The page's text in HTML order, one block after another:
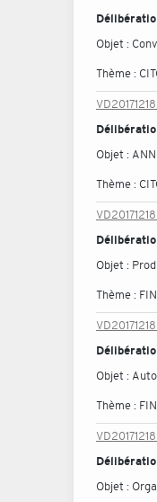
Objet :
Thème :
Objet :
Thème :
Objet :
Thème :
Objet :
Thème :
Objet :